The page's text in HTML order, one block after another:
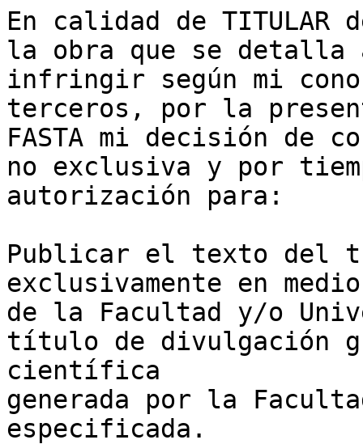
En calidad de
la obra que se
infringir según mi
terceros, por la
FASTA mi decisión de
no exclusiva y por
autorización para:
Publicar el texto del
exclusivamente en
de la Facultad y/o
título de divulgación
científica
generada por la
especificada.